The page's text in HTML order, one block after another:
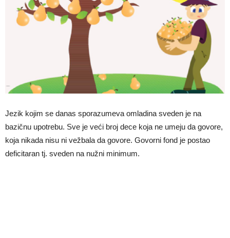
Jezik kojim se danas sporazumeva omladina sveden je na
bazičnu upotrebu. Sve je veći broj dece koja ne umeju da govore,
koja nikada nisu ni vežbala da govore. Govorni fond je postao
deficitaran tj. sveden na nužni minimum.